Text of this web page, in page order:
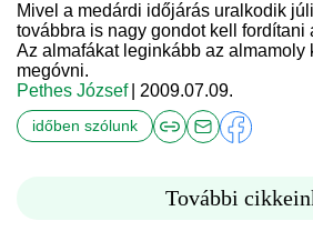
Mivel a medárdi időjárás uralkodik
továbbra is nagy gondot kell fordítani
Az almafákat leginkább az almamoly
megóvni.
Pethes József
| 2009.07.09.
időben szólunk
További